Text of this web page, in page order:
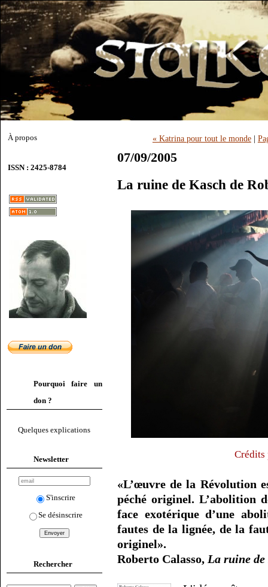
À propos
ISSN : 2425-8784
Pourquoi faire un
don ?
Quelques explications
Newsletter
S'inscrire
Se désinscrire
Rechercher
« Katrina pour tout le monde|
07/09/2005
La ruine de Kasch de
Crédits
«L’œuvre de la Révolution
péché originel. L’abolition
face exotérique d’une
fautes de la lignée, de la
originel».
Roberto Calasso, La ruine de